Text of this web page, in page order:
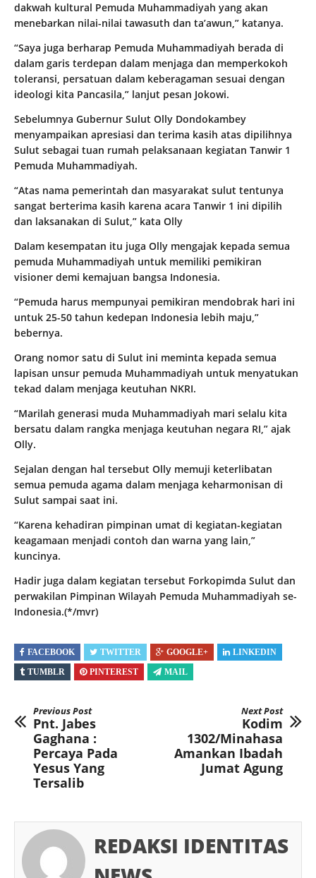
dakwah kultural Pemuda Muhammadiyah yang akan
menebarkan nilai-nilai tawasuth dan ta’awun,” katanya.
“Saya juga berharap Pemuda Muhammadiyah berada di
dalam garis terdepan dalam menjaga dan memperkokoh
toleransi, persatuan dalam keberagaman sesuai dengan
ideologi kita Pancasila,” lanjut pesan Jokowi.
Sebelumnya Gubernur Sulut Olly Dondokambey
menyampaikan apresiasi dan terima kasih atas dipilihnya
Sulut sebagai tuan rumah pelaksanaan kegiatan Tanwir 1
Pemuda Muhammadiyah.
“Atas nama pemerintah dan masyarakat sulut tentunya
sangat berterima kasih karena acara Tanwir 1 ini dipilih
dan laksanakan di Sulut,” kata Olly
Dalam kesempatan itu juga Olly mengajak kepada semua
pemuda Muhammadiyah untuk memiliki pemikiran
visioner demi kemajuan bangsa Indonesia.
“Pemuda harus mempunyai pemikiran mendobrak hari ini
untuk 25-50 tahun kedepan Indonesia lebih maju,”
bebernya.
Orang nomor satu di Sulut ini meminta kepada semua
lapisan unsur pemuda Muhammadiyah untuk menyatukan
tekad dalam menjaga keutuhan NKRI.
“Marilah generasi muda Muhammadiyah mari selalu kita
bersatu dalam rangka menjaga keutuhan negara RI,” ajak
Olly.
Sejalan dengan hal tersebut Olly memuji keterlibatan
semua pemuda agama dalam menjaga keharmonisan di
Sulut sampai saat ini.
“Karena kehadiran pimpinan umat di kegiatan-kegiatan
keagamaan menjadi contoh dan warna yang lain,”
kuncinya.
Hadir juga dalam kegiatan tersebut Forkopimda Sulut dan
perwakilan Pimpinan Wilayah Pemuda Muhammadiyah se-
Indonesia.(*/mvr)
FACEBOOK TWITTER GOOGLE+
LINKEDIN
TUMBLR
PINTEREST MAIL
Previous Post
Pnt. Jabes
Gaghana :
Percaya Pada
Yesus Yang
Tersalib
Next Post
Kodim
1302/Minahasa
Amankan Ibadah
Jumat Agung
REDAKSI IDENTITAS